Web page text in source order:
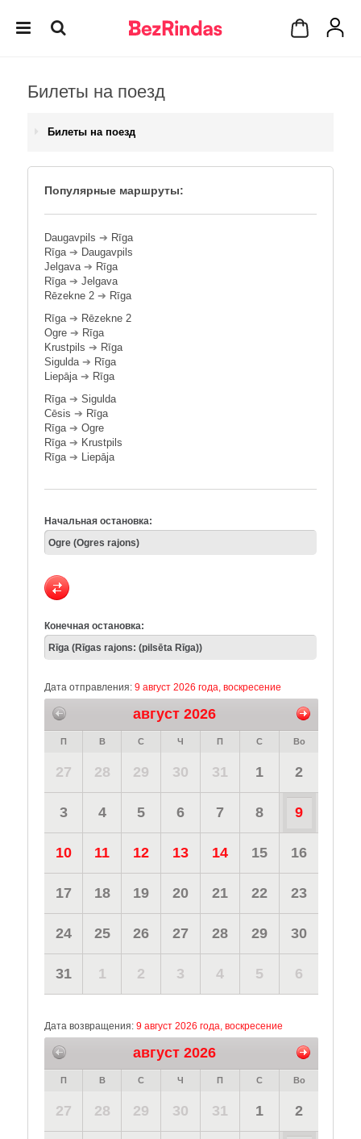
Билеты на поезд
Билеты на поезд
Популярные маршруты:
Daugavpils ➔ Rīga
Rīga➔ Daugavpils
Jelgava➔ Rīga
Rīga➔ Jelgava
Rēzekne 2 ➔ Rīga
Rīga➔ Rēzekne 2
Ogre ➔ Rīga
Krustpils ➔ Rīga
Sigulda➔ Rīga
Liepāja➔ Rīga
Rīga➔ Sigulda
Cēsis ➔ Rīga
Rīga➔ Ogre
Rīga➔ Krustpils
Rīga➔ Liepāja
Начальная остановка:
Конечная остановка:
Дата отправления: 9 август 2026 года, воскресение
август 2026
П В С Ч П С Во
27 28 29 30 31 1 2
3 4 5 6 7 8 9
10 11 12 13 14 15 16
17 18 19 20 21 22 23
24 25 26 27 28 29 30
31 1 2 3 4 5 6
Дата возвращения: 9 август 2026 года, воскресение
август 2026
П В С Ч П С Во
27 28 29 30 31 1 2